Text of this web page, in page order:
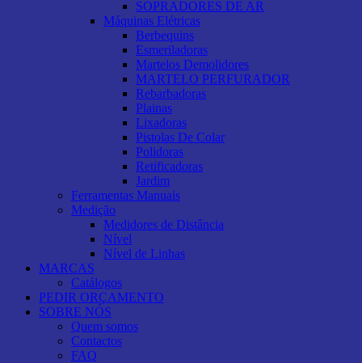
SOPRADORES DE AR
Máquinas Elétricas
Berbequins
Esmeriladoras
Martelos Demolidores
MARTELO PERFURADOR
Rebarbadoras
Plainas
Lixadoras
Pistolas De Colar
Polidoras
Retificadoras
Jardim
Ferramentas Manuais
Medição
Medidores de Distância
Nível
Nível de Linhas
MARCAS
Catálogos
PEDIR ORÇAMENTO
SOBRE NÓS
Quem somos
Contactos
FAQ